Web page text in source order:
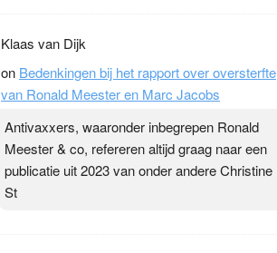
Klaas van Dijk
on Bedenkingen bij het rapport over oversterfte
van Ronald Meester en Marc Jacobs
Antivaxxers, waaronder inbegrepen Ronald
Meester & co, refereren altijd graag naar een
publicatie uit 2023 van onder andere Christine
St